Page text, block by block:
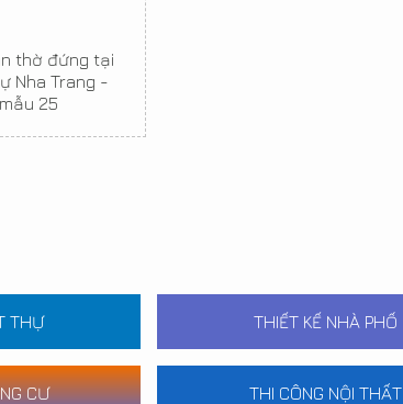
thờ đứng tại
Nha Trang -
mẫu 25
THỰ THIẾT KẾ NHÀ PHỐ
CƯ THI CÔNG NỘI THẤT